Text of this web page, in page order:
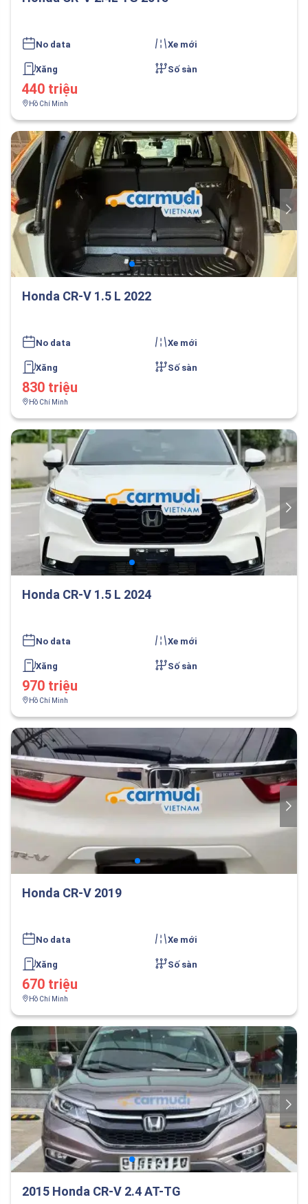
No data Xe mới
Xăng Số sàn
440 triệu
Hồ Chí Minh
Honda CR-V 1.5 L 2022
No data Xe mới
Xăng Số sàn
830 triệu
Hồ Chí Minh
Honda CR-V 1.5 L 2024
No data Xe mới
Xăng Số sàn
970 triệu
Hồ Chí Minh
Honda CR-V 2019
No data Xe mới
Xăng Số sàn
670 triệu
Hồ Chí Minh
2015 Honda CR-V 2.4 AT-TG